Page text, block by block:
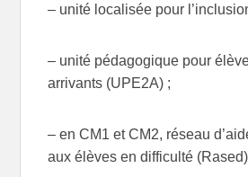
– unité localisée pour
– unité pédagogique pour
arrivants (UPE2A) ;
– en CM1 et CM2, réseau
aux élèves en difficulté